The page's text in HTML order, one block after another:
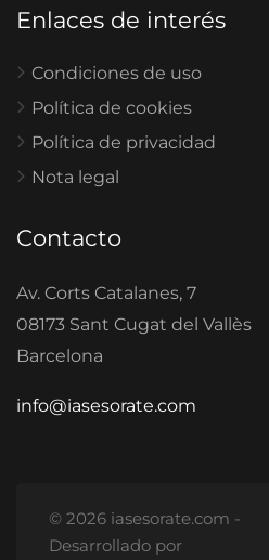
Enlaces de interés
Condiciones de uso
Política de cookies
Política de privacidad
Nota legal
Contacto
Av. Corts Catalanes, 7
08173 Sant Cugat del Vallès
Barcelona
info@iasesorate.com
© 2026 iasesorate.com -
Desarrollado por